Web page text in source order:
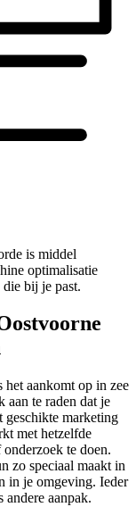
is middel
optimalisatie
bij je past.
aankomt op in zee
aan te raden dat je
geschikte marketing
met hetzelfde
te doen.
zo speciaal maakt in
in je omgeving. Ieder
aanpak.